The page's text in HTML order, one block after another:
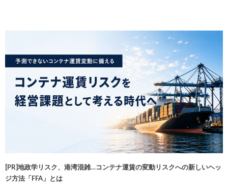
[PR]地政学リスク、港湾混雑…コンテナ運賃の変動リスクへの新しいヘッ
ジ方法「FFA」とは